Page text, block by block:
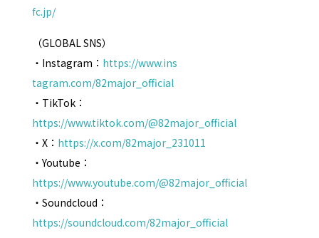
fc.jp/
（GLOBAL SNS）
・Instagram： https://www.ins
tagram.com/82major_official
・TikTok：
https://www.tiktok.com/@82major_official
・X： https://x.com/82major_231011
・Youtube：
https://www.youtube.com/@82major_official
・Soundcloud：
https://soundcloud.com/82major_official